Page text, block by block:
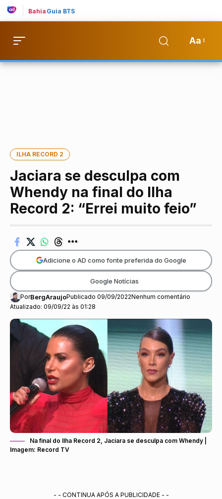
Bahia Guia BTS
Aa
ILHA RECORD 2
Jaciara se desculpa com
Whendy na final do Ilha
Record 2: “Errei muito feio”
Atualizado: 09/09/22 às 01:28
PorBergAraujoPublicado 09/09/2022Nenhum comentário
Adicione o AD como fonte preferida do Google
Google Notícias
Na final do Ilha Record 2, Jaciara se desculpa com Whendy |
Imagem: Record TV
- - CONTINUA APÓS A PUBLICIDADE - -